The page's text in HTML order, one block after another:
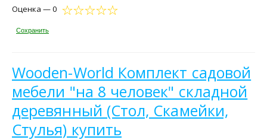
Оценка — 0
Сохранить
Wooden-World Комплект садовой
мебели "на 8 человек" складной
деревянный (Стол, Скамейки,
Стулья) купить